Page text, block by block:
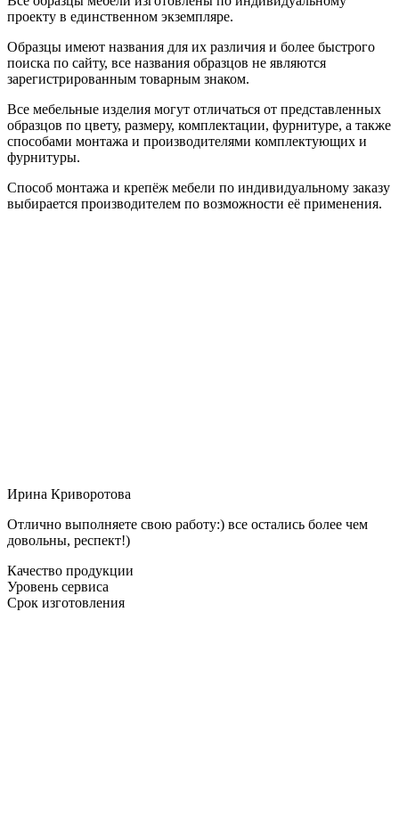
проекту в единственном экземпляре.
Образцы имеют названия для их различия и более быстрого
поиска по сайту, все названия образцов не являются
зарегистрированным товарным знаком.
Все мебельные изделия могут отличаться от представленных
образцов по цвету, размеру, комплектации, фурнитуре, а также
способами монтажа и производителями комплектующих и
фурнитуры.
Способ монтажа и крепёж мебели по индивидуальному заказу
выбирается производителем по возможности её применения.
Ирина Криворотова
Отлично выполняете свою работу:) все остались более чем
довольны, респект!)
Качество продукции
Уровень сервиса
Срок изготовления